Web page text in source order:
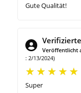
Gute Qualität!
Veröffentlicht
: 2/13/2024)
Super